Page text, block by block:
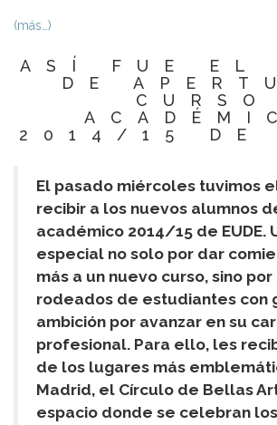
(más…)
ASÍ FUE EL
DE
CURSO
2014/15 DE
El pasado miércoles tuvimos
recibir a los nuevos alumnos
académico 2014/15 de EUDE.
especial no solo por dar
más a un nuevo curso, sino
rodeados de estudiantes con
ambición por avanzar en su
profesional. Para ello, les
de los lugares más
Madrid, el Círculo de Bellas
espacio donde se celebran los